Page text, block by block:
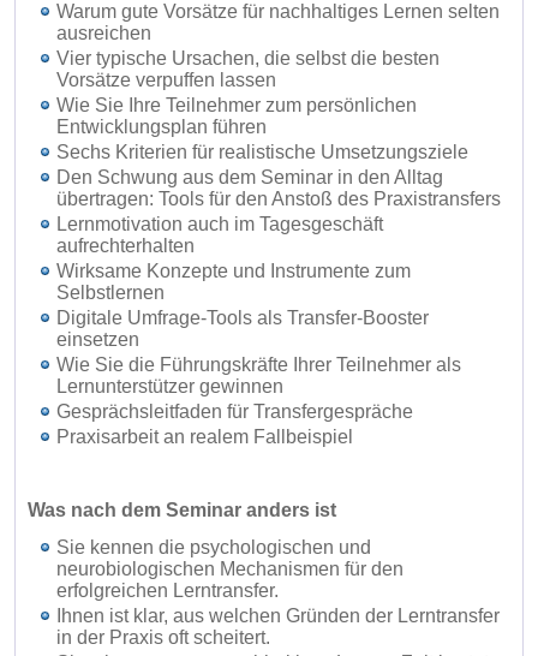
Warum gute Vorsätze für nachhaltiges Lernen selten
ausreichen
Vier typische Ursachen, die selbst die besten
Vorsätze verpuffen lassen
Wie Sie Ihre Teilnehmer zum persönlichen
Entwicklungsplan führen
Sechs Kriterien für realistische Umsetzungsziele
Den Schwung aus dem Seminar in den Alltag
übertragen: Tools für den Anstoß des Praxistransfers
Lernmotivation auch im Tagesgeschäft
aufrechterhalten
Wirksame Konzepte und Instrumente zum
Selbstlernen
Digitale Umfrage-Tools als Transfer-Booster
einsetzen
Wie Sie die Führungskräfte Ihrer Teilnehmer als
Lernunterstützer gewinnen
Gesprächsleitfaden für Transfergespräche
Praxisarbeit an realem Fallbeispiel
Was nach dem Seminar anders ist
Sie kennen die psychologischen und
neurobiologischen Mechanismen für den
erfolgreichen Lerntransfer.
Ihnen ist klar, aus welchen Gründen der Lerntransfer
in der Praxis oft scheitert.